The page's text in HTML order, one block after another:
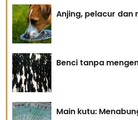
Anjing, pelacur dan
Benci tanpa
Main kutu: